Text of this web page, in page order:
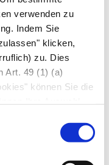
verwenden zu
Indem Sie
klicken,
zu. Dies
Art. 49 (1) (a)
können Sie die
mit
oder Taubheit
einen
wenden
Dies gilt
nicht angegeben